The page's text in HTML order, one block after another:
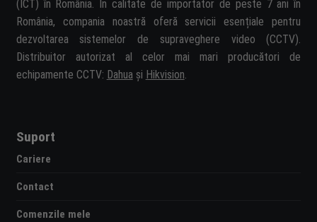
(ICT) în România. În calitate de importator de peste 7 ani în
România, compania noastră oferă servicii esențiale pentru
dezvoltarea sistemelor de supraveghere video (CCTV).
Distribuitor autorizat al celor mai mari producători de
echipamente CCTV: Dahua și Hikvision.
Suport
Cariere
Contact
Comenzile mele